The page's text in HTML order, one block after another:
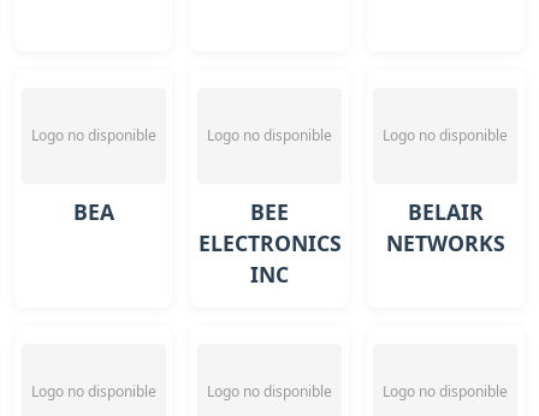
Logo no disponible
BEA
Logo no disponible
BEE
ELECTRONICS
INC
Logo no disponible
BELAIR
NETWORKS
Logo no disponible Logo no disponible Logo no disponible